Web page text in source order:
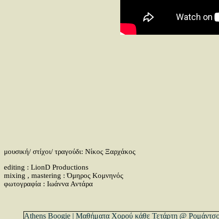
μουσική/ στίχοι/ τραγούδι: Νίκος Ξαρχάκος
editing : LionD Productions
mixing , mastering : Όμηρος Κομνηνός
φωτογραφία : Ιωάννα Αντάρα
Athens Boogie | Μαθήματα Χορού κάθε Τετάρτη @